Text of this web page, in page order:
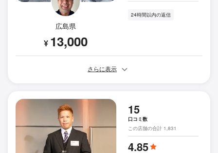
広島県
¥ 13,000
24時間以内の返信
さらに表示
15
口コミ数
この店舗の合計 1,831
4.85